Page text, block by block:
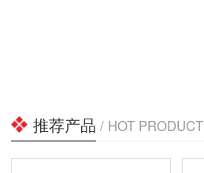
推荐产品 / HOT PRODUCT